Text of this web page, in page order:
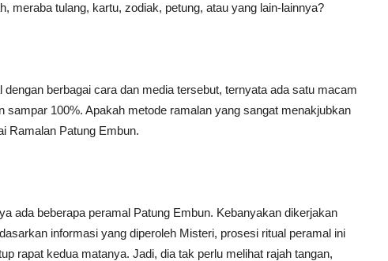
meraba tulang, kartu, zodiak, petung, atau yang lain-lainnya?
berbagai cara dan media tersebut, ternyata ada satu macam
sampar 100%. Apakah metode ramalan yang sangat menakjubkan
Ramalan Patung Embun.
ada beberapa peramal Patung Embun. Kebanyakan dikerjakan
informasi yang diperoleh Misteri, prosesi ritual peramal ini
rapat kedua matanya. Jadi, dia tak perlu melihat rajah tangan,